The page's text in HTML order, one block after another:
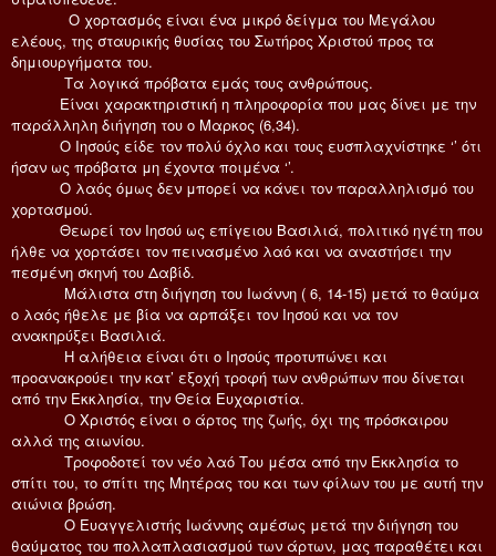
Ο χορτασμός είναι ένα μικρό δείγμα του Μεγάλου
ελέους, της σταυρικής θυσίας του Σωτήρος Χριστού προς τα
δημιουργήματα του.
Τα λογικά πρόβατα εμάς τους ανθρώπους.
Είναι χαρακτηριστική η πληροφορία που μας δίνει με την
παράλληλη διήγηση του ο Μαρκος (6,34).
Ο Ιησούς είδε τον πολύ όχλο και τους ευσπλαχνίστηκε ‘’ ότι
ήσαν ως πρόβατα μη έχοντα ποιμένα ‘’.
Ο λαός όμως δεν μπορεί να κάνει τον παραλληλισμό του
χορτασμού.
Θεωρεί τον Ιησού ως επίγειου Βασιλιά, πολιτικό ηγέτη που
ήλθε να χορτάσει τον πεινασμένο λαό και να αναστήσει την
πεσμένη σκηνή του Δαβίδ.
Μάλιστα στη διήγηση του Ιωάννη ( 6, 14-15) μετά το θαύμα
ο λαός ήθελε με βία να αρπάξει τον Ιησού και να τον
ανακηρύξει Βασιλιά.
Η αλήθεια είναι ότι ο Ιησούς προτυπώνει και
προανακρούει την κατ’ εξοχή τροφή των ανθρώπων που δίνεται
από την Εκκλησία, την Θεία Ευχαριστία.
Ο Χριστός είναι ο άρτος της ζωής, όχι της πρόσκαιρου
αλλά της αιωνίου.
Τροφοδοτεί τον νέο λαό Του μέσα από την Εκκλησία το
σπίτι του, το σπίτι της Μητέρας του και των φίλων του με αυτή την
αιώνια βρώση.
Ο Ευαγγελιστής Ιωάννης αμέσως μετά την διήγηση του
θαύματος του πολλαπλασιασμού των άρτων, μας παραθέτει και